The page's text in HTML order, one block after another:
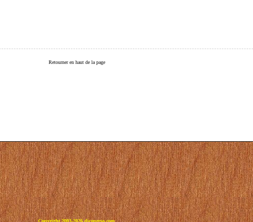
Retourner en haut de la page
Copyright 2003-2026 dicoperso.com